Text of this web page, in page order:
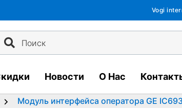
Vogi
Поиск
Новости О Нас
Модуль интерфейса оператора GE